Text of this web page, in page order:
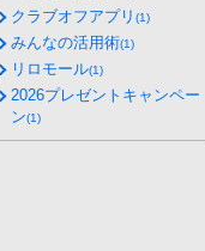
クラブオフアプリ (1)
みんなの活用術(1)
リロモール(1)
2026プレゼントキャンペー
ン(1)